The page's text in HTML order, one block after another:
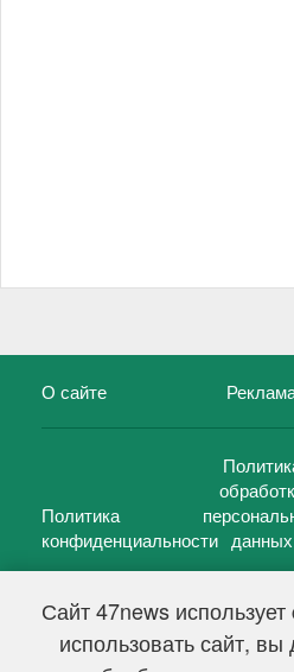
Сайт 47news
использовать сайт, вы
О сайте
Политика
конфиденциальности данных
47 новостей (47 news)2005 —